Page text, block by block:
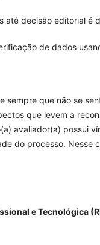
até decisão editorial é
de dados
sempre que não se
que levem a
avaliador(a) possui
do processo. Nesse
e Tecnológica